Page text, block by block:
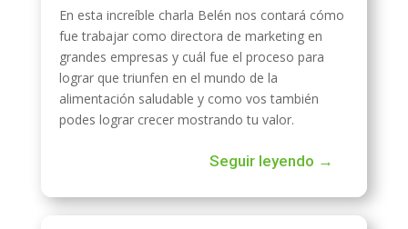
En esta increíble charla Belén nos contará cómo
fue trabajar como directora de marketing en
grandes empresas y cuál fue el proceso para
lograr que triunfen en el mundo de la
alimentación saludable y como vos también
podes lograr crecer mostrando tu valor.
Seguir leyendo →